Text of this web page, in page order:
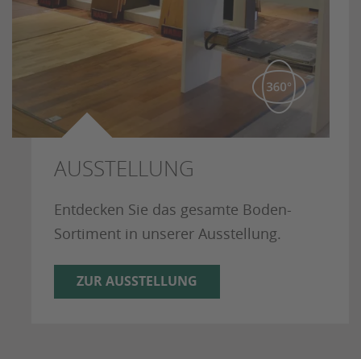
AUSSTELLUNG
Entdecken Sie das gesamte Boden-
Sortiment in unserer Ausstellung.
ZUR AUSSTELLUNG